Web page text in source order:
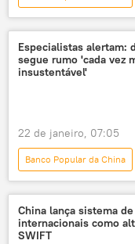
Ásia
Ásia e
EUA
dólar
Economia
Especialistas alertam:
segue rumo 'cada vez
insustentável'
22 de janeiro, 07:05
Banco Popular da China
Economia
Donald Trump
Washington
China lança sistema
internacionais como
SWIFT